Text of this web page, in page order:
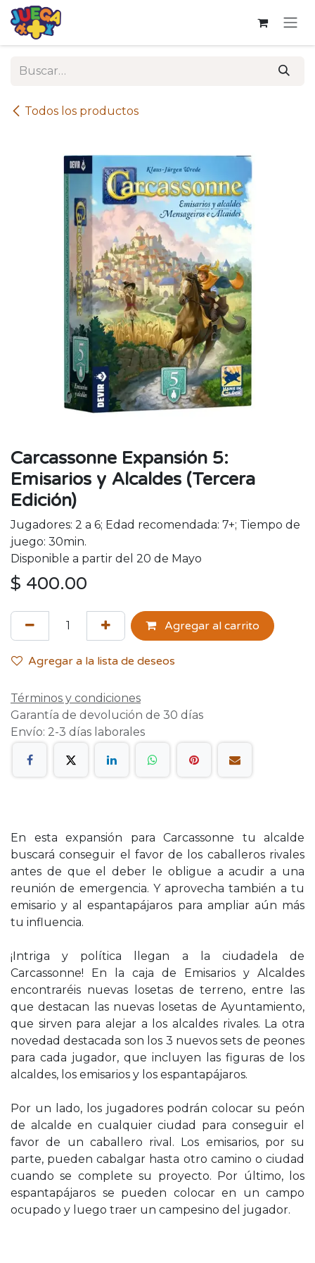
Ir al contenido
Todos los productos
Carcassonne Expansión 5:
Emisarios y Alcaldes (Tercera
Edición)
Jugadores: 2 a 6; Edad recomendada: 7+; Tiempo de
juego: 30min.
Disponible a partir del 20 de Mayo
$ 400.00
Agregar al carrito
Agregar a la lista de deseos
Términos y condiciones
Garantía de devolución de 30 días
Envío: 2-3 días laborales
En esta expansión para Carcassonne tu alcalde
buscará conseguir el favor de los caballeros rivales
antes de que el deber le obligue a acudir a una
reunión de emergencia. Y aprovecha también a tu
emisario y al espantapájaros para ampliar aún más
tu influencia.
¡Intriga y política llegan a la ciudadela de
Carcassonne! En la caja de Emisarios y Alcaldes
encontraréis nuevas losetas de terreno, entre las
que destacan las nuevas losetas de Ayuntamiento,
que sirven para alejar a los alcaldes rivales. La otra
novedad destacada son los 3 nuevos sets de peones
para cada jugador, que incluyen las figuras de los
alcaldes, los emisarios y los espantapájaros.
Por un lado, los jugadores podrán colocar su peón
de alcalde en cualquier ciudad para conseguir el
favor de un caballero rival. Los emisarios, por su
parte, pueden cabalgar hasta otro camino o ciudad
cuando se complete su proyecto. Por último, los
espantapájaros se pueden colocar en un campo
ocupado y luego traer un campesino del jugador.